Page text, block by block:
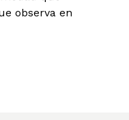
observa en